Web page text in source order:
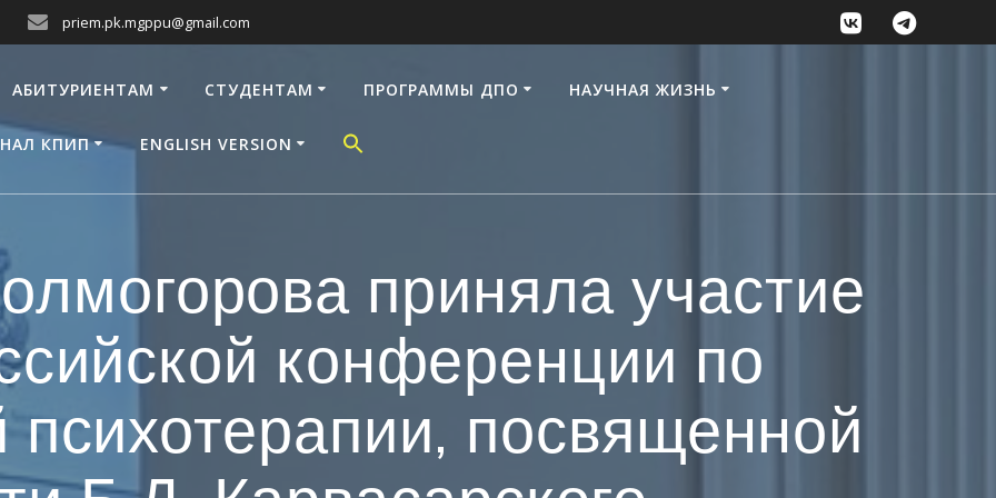
priem.pk.mgppu@gmail.com
АБИТУРИЕНТАМ СТУДЕНТАМ ПРОГРАММЫ ДПО НАУЧНАЯ ЖИЗНЬ
КПИП ENGLISH VERSION
приняла участие
конференции по
психотерапии, посвященной